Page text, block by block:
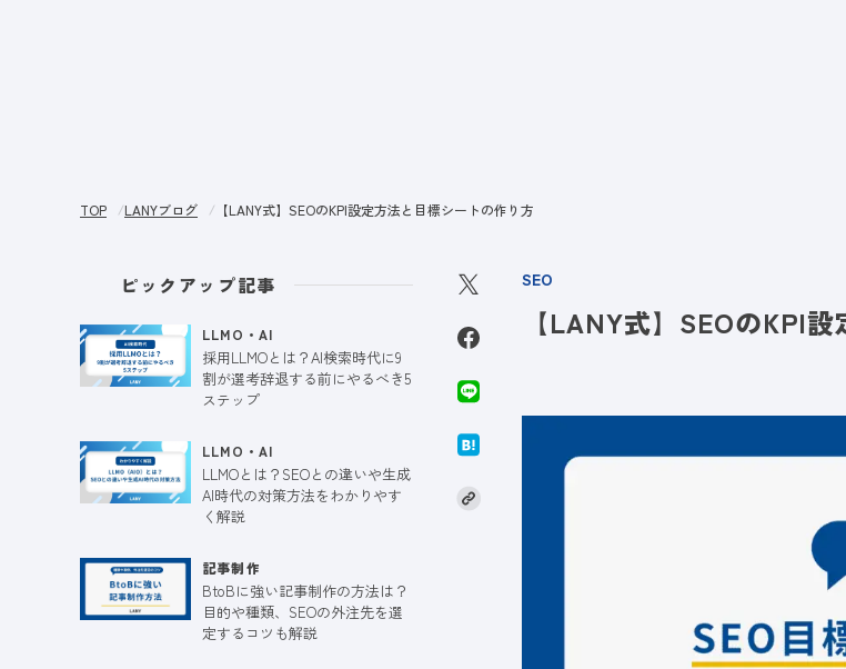
TOP LANYブログ 【LANY式】SEOのKPI設定方法と目標シートの作り方
SEO
【LANY式】SEOのKPI
ピックアップ記事
LLMO・AI
採用LLMOとは？AI検索時代に9
割が選考辞退する前にやるべき5
ステップ
LLMO・AI
LLMOとは？SEOとの違いや生成
AI時代の対策方法をわかりやす
く解説
記事制作
BtoBに強い記事制作の方法は？
目的や種類、SEOの外注先を選
定するコツも解説